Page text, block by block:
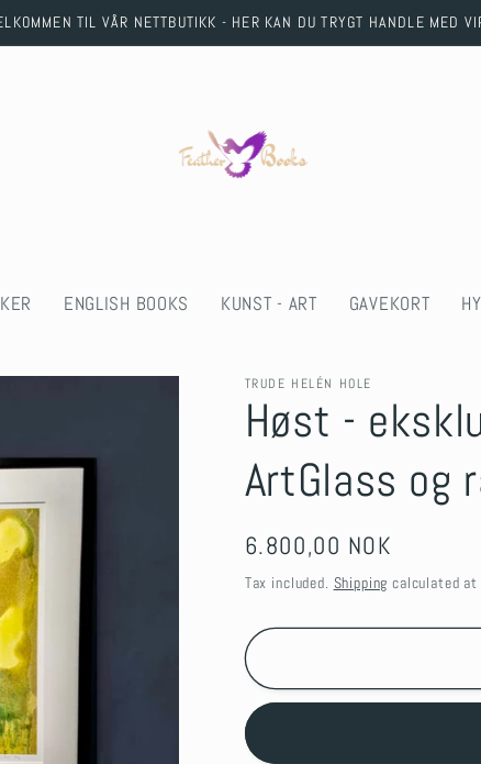
TIL VÅR NETTBUTIKK - HER KAN DU TRYGT HANDLE MED
ENGLISH BOOKS KUNST - ART GAVEKORT
TRUDE HELÉN HOLE
Høst -
ArtGlass og
Regular
price
6.800,00 NOK
Tax included. Shipping calculated at